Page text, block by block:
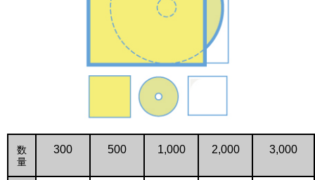
数
量
300 500 1,000 2,000 3,000